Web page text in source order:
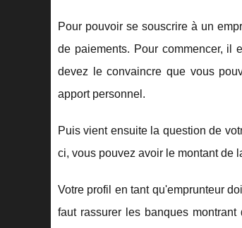
Pour pouvoir se souscrire à un
de paiements. Pour commencer, il
devez le convaincre que vous
apport personnel.
Puis vient ensuite la question de
ci, vous pouvez avoir le montant de
Votre profil en tant qu'emprunteur
faut rassurer les banques